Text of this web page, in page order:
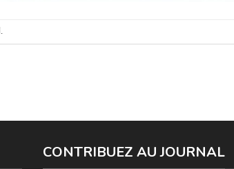
CONTRIBUEZ AU JOURNAL